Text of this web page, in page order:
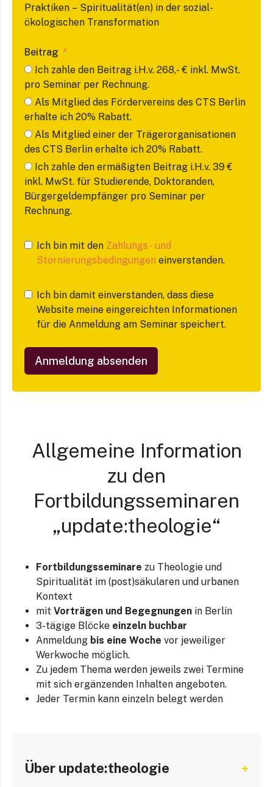
Praktiken – Spiritualität(en) in der sozial-
ökologischen Transformation
Beitrag
Ich zahle den Beitrag i.H.v. 268,- € inkl. MwSt.
pro Seminar per Rechnung.
Als Mitglied des Fördervereins des CTS Berlin
erhalte ich 20% Rabatt.
Als Mitglied einer der Trägerorganisationen
des CTS Berlin erhalte ich 20% Rabatt.
Ich zahle den ermäßigten Beitrag i.H.v. 39 €
inkl. MwSt. für Studierende, Doktoranden,
Bürgergeldempfänger pro Seminar per
Rechnung.
Ich bin mit den Zahlungs- und
Stornierungsbedingungen einverstanden.
Ich bin damit einverstanden, dass diese
Website meine eingereichten Informationen
für die Anmeldung am Seminar speichert.
Anmeldung absenden
Allgemeine Information
zu den
Fortbildungsseminaren
„update:theologie“
Fortbildungsseminare zu Theologie und
Spiritualität im (post)säkularen und urbanen
Kontext
mitVorträgen und Begegnungen in Berlin
3-tägige Blöcke einzeln buchbar
Anmeldung bis eine Wochevor jeweiliger
Werkwoche möglich.
Zu jedem Thema werden jeweils zwei Termine
mit sich ergänzenden Inhalten angeboten.
Jeder Termin kann einzeln belegt werden
Über update:theologie